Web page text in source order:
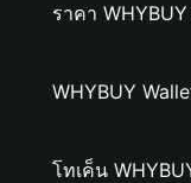
ราคา
WHYBUY
โทเค็น